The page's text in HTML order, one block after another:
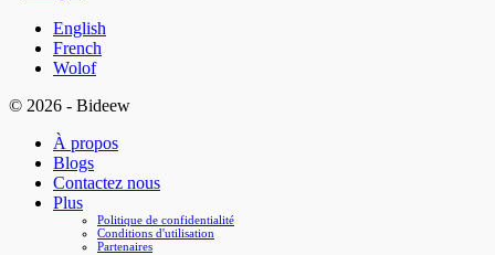
English
French
Wolof
© 2026 - Bideew
À propos
Blogs
Contactez nous
Plus
Politique de confidentialité
Conditions d'utilisation
Partenaires